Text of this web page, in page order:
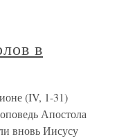
в
(IV, 1-31)
Апостола
вновь Иисусу